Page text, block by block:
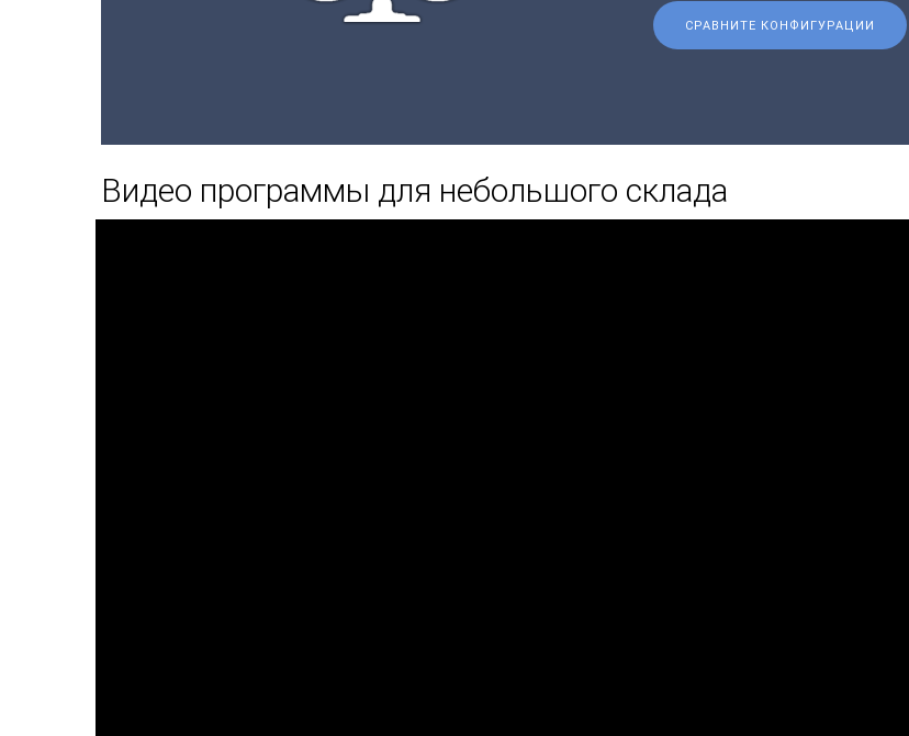
СРАВНИТЕ КОНФИГУРАЦИИ
Видео программы для небольшого склада